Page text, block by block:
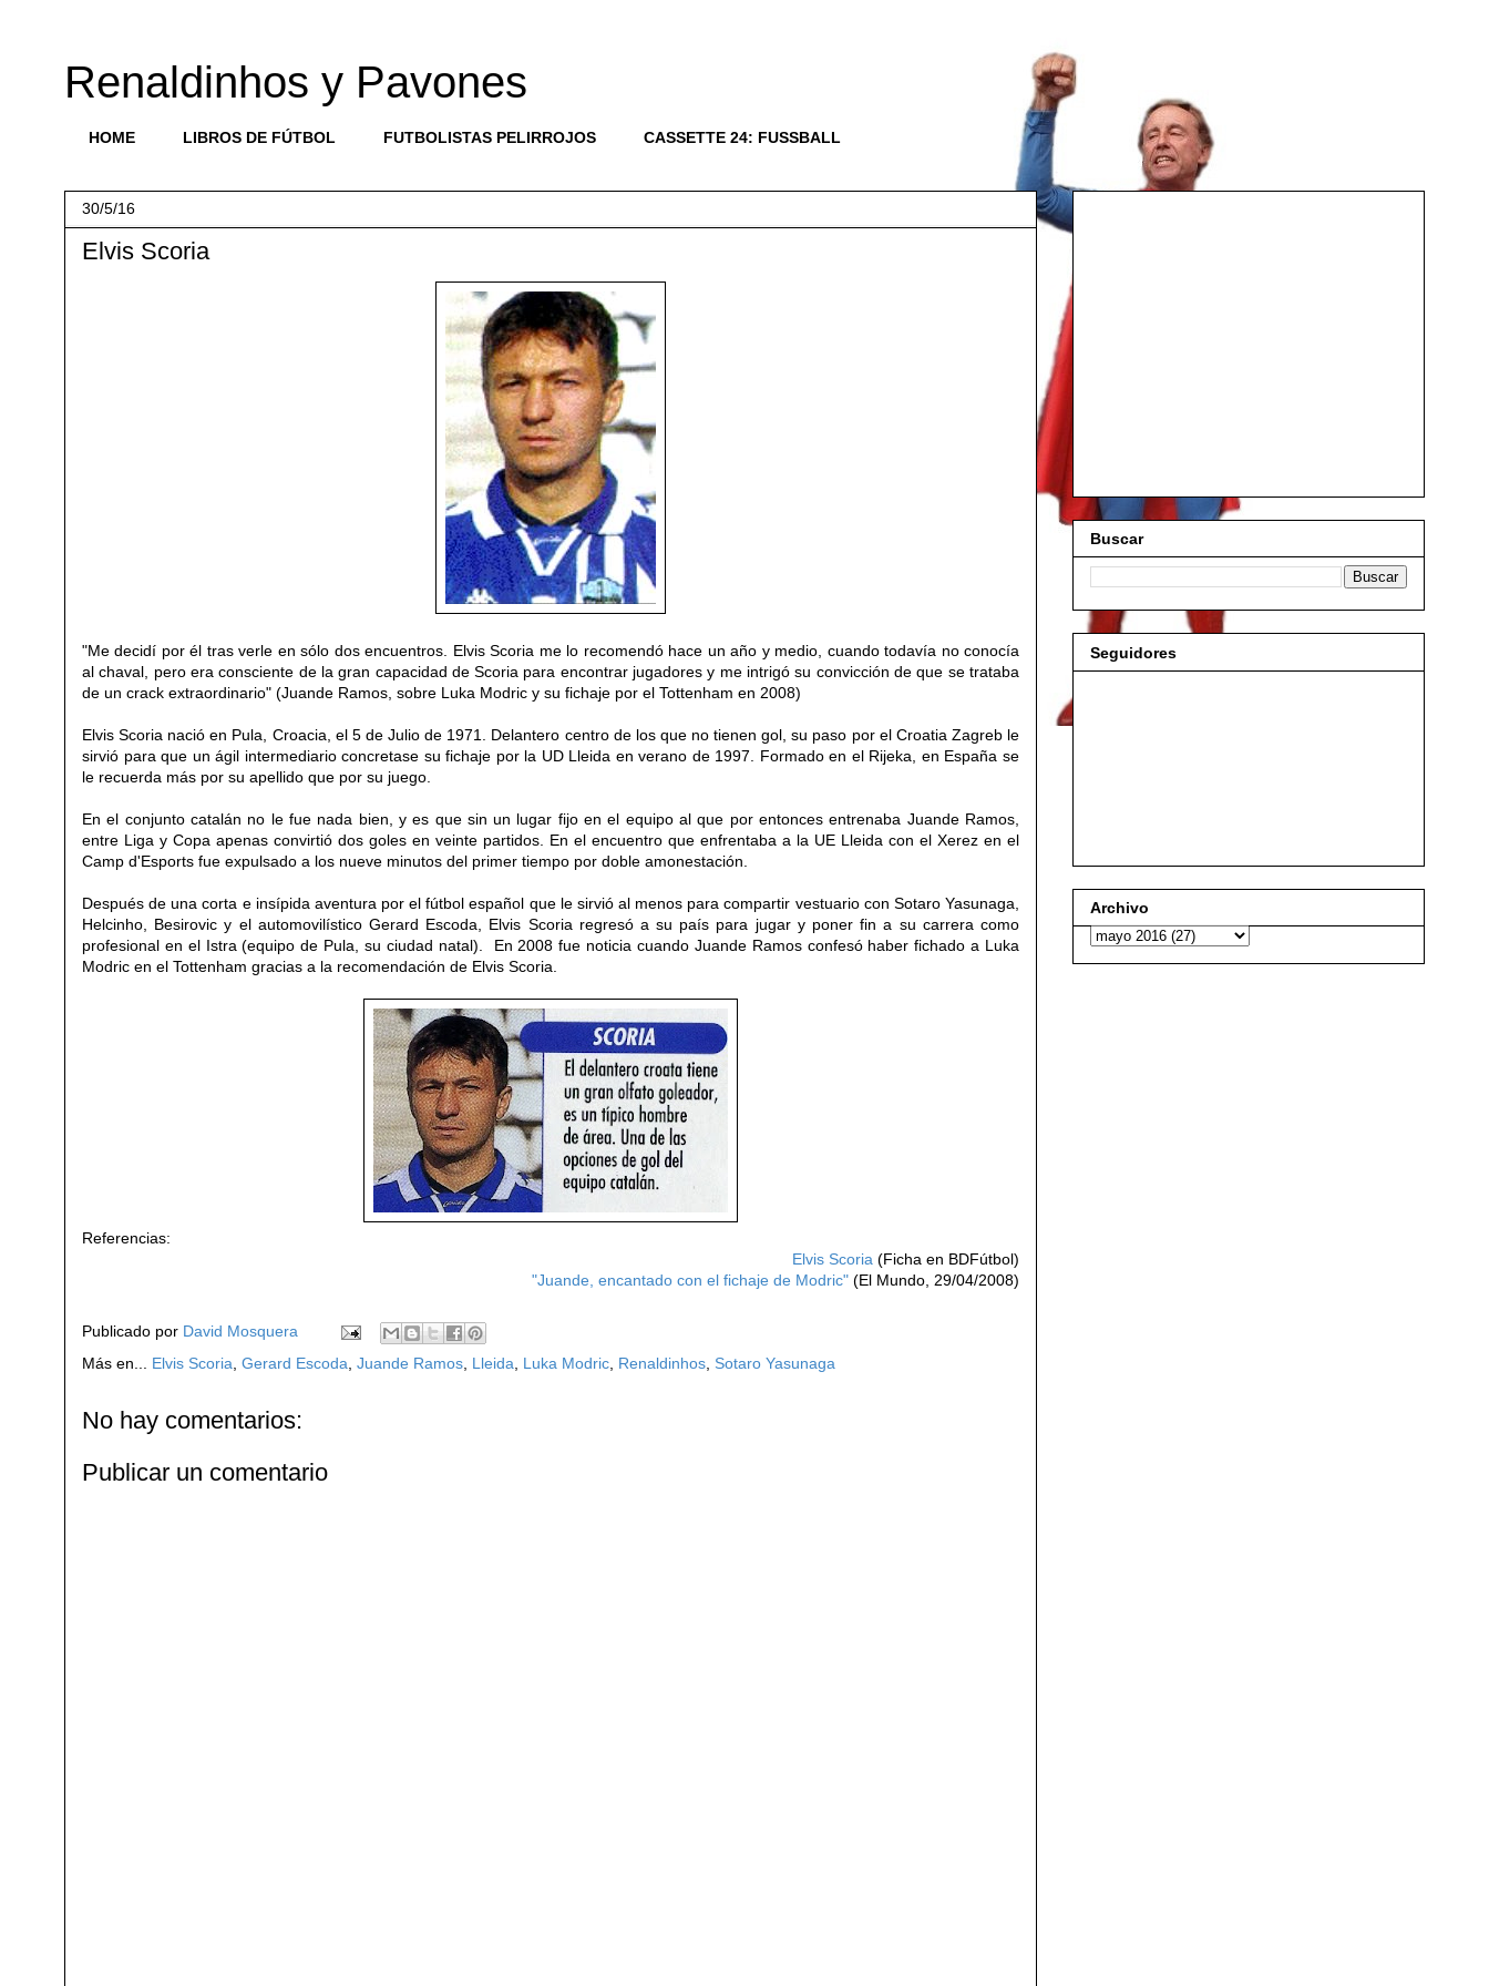
Renaldinhos y Pavones
HOME LIBROS DE FÚTBOL FUTBOLISTAS PELIRROJOS CASSETTE 24: FUSSBALL
30/5/16
Elvis Scoria
"Me decidí por él tras verle en sólo dos encuentros. Elvis Scoria me lo recomendó hace un año y medio, cuando todavía no conocía
al chaval, pero era consciente de la gran capacidad de Scoria para encontrar jugadores y me intrigó su convicción de que se trataba
de un crack extraordinario" (Juande Ramos, sobre Luka Modric y su fichaje por el Tottenham en 2008)
Elvis Scoria nació en Pula, Croacia, el 5 de Julio de 1971. Delantero centro de los que no tienen gol, su paso por el Croatia Zagreb le
sirvió para que un ágil intermediario concretase su fichaje por la UD Lleida en verano de 1997. Formado en el Rijeka, en España se
le recuerda más por su apellido que por su juego.
En el conjunto catalán no le fue nada bien, y es que sin un lugar fijo en el equipo al que por entonces entrenaba Juande Ramos,
entre Liga y Copa apenas convirtió dos goles en veinte partidos. En el encuentro que enfrentaba a la UE Lleida con el Xerez en el
Camp d'Esports fue expulsado a los nueve minutos del primer tiempo por doble amonestación.
Después de una corta e insípida aventura por el fútbol español que le sirvió al menos para compartir vestuario con Sotaro Yasunaga,
Helcinho, Besirovic y el automovilístico Gerard Escoda, Elvis Scoria regresó a su país para jugar y poner fin a su carrera como
profesional en el Istra (equipo de Pula, su ciudad natal). En 2008 fue noticia cuando Juande Ramos confesó haber fichado a Luka
Modric en el Tottenham gracias a la recomendación de Elvis Scoria.
Referencias:
Elvis Scoria (Ficha en BDFútbol)
"Juande, encantado con el fichaje de Modric" (El Mundo, 29/04/2008)
Publicado por David Mosquera
Más en... Elvis Scoria Gerard Escoda Juande Ramos Lleida Luka Modric Renaldinhos Sotaro Yasunaga
No hay comentarios:
Publicar un comentario
Buscar
Seguidores
Archivo